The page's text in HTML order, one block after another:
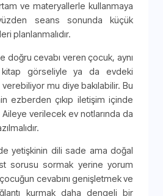
ve materyallerle kullanmaya
seans sonunda küçük
planlanmalıdır.
doğru cevabı veren çocuk, aynı
kitap görseliyle ya da evdeki
mu diye bakılabilir. Bu
ezberden çıkıp iletişim içinde
Aileye verilecek ev notlarında da
yetişkinin dili sade ama doğal
sorusu sormak yerine yorum
cevabını genişletmek ve
kurmak daha dengeli bir